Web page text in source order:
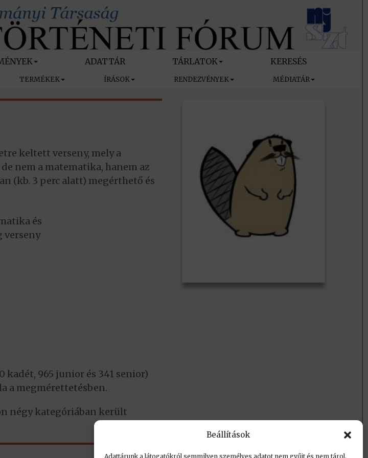
Beállítások
Adattárunk a látogatókról semmilyen személyes adatot nem gyűjt és nem tárol.
ADATTÁR TÁRLATOK KERESÉS
TERMÉKEK ÍRÁSOK RENDEZVÉNYEK MÉDIATÁR
keltett verseny, mely a
nem a matematika, hanem az
(kb. 3 perc alatt) megérthető és
és
verseny
kadét, 965 junior és 341 senior)
a megmérettetésben.
négy kategóriában került